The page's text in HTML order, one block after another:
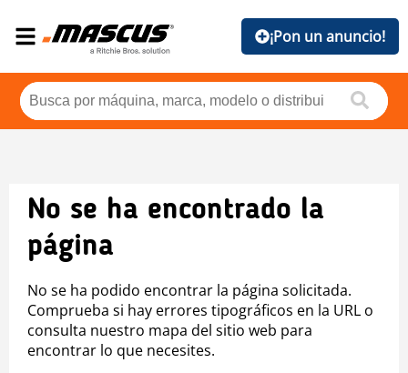
¡Pon un anuncio!
No se ha encontrado la
página
No se ha podido encontrar la página solicitada.
Comprueba si hay errores tipográficos en la URL o
consulta nuestro mapa del sitio web para
encontrar lo que necesites.